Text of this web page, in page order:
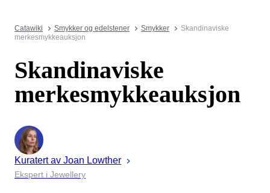
Catawiki Smykker og edelstener Smykker
Skandinaviske
merkesmykkeauksjon
Skandinaviske
merkesmykkeauksjon
Kuratert av Joan Lowther
Ekspert i Jewellery